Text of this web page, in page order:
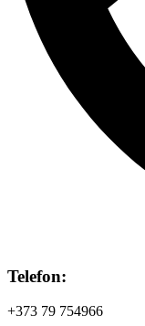
Telefon:
+373 79 754966